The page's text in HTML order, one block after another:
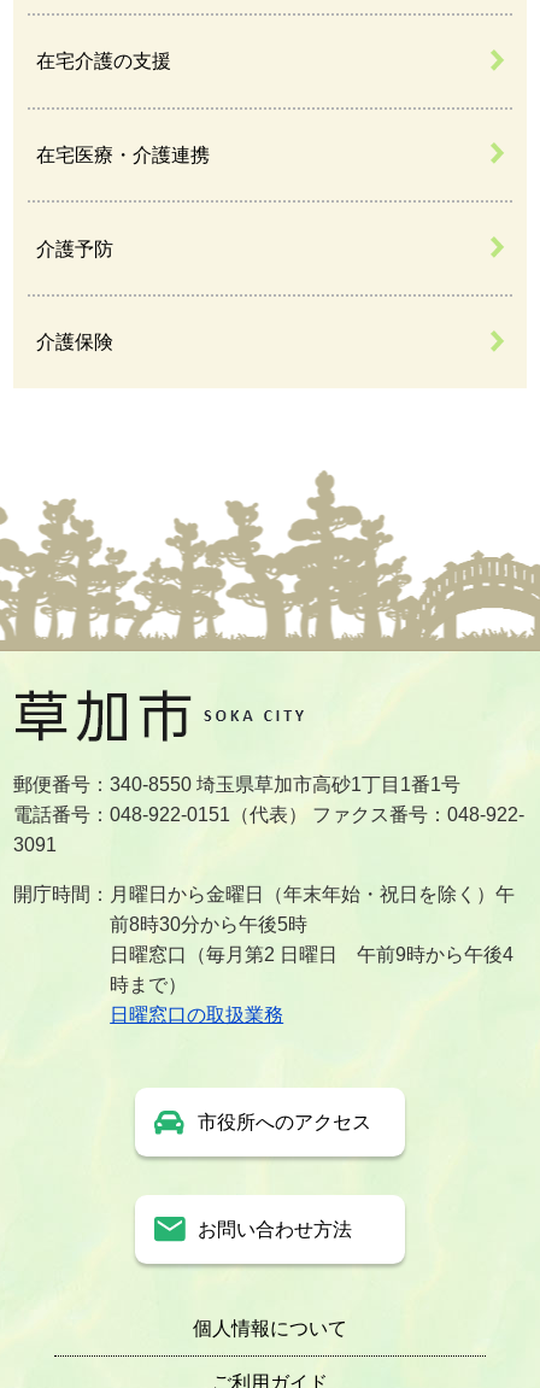
在宅介護の支援
在宅医療・介護連携
介護予防
介護保険
郵便番号：340-8550 埼玉県草加市高砂1丁目1番1号
電話番号：048-922-0151（代表） ファクス番号：048-922-
3091
開庁時間：月曜日から金曜日（年末年始・祝日を除く）午
前8時30分から午後5時
日曜窓口（毎月第2 日曜日 午前9時から午後4
時まで）
日曜窓口の取扱業務
市役所へのアクセス
お問い合わせ方法
個人情報について
ご利用ガイド